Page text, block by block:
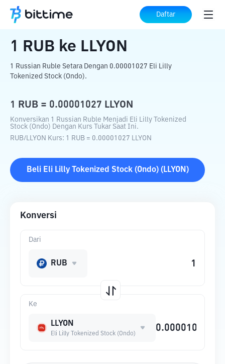
Daftar
Beranda Konverter Kripto ke LLYON
1 RUB ke LLYON
1 Russian Ruble Setara Dengan 0.00001027 Eli Lilly
Tokenized Stock (Ondo).
1 RUB = 0.00001027 LLYON
Konversikan 1 Russian Ruble Menjadi Eli Lilly Tokenized
Stock (Ondo) Dengan Kurs Tukar Saat Ini.
RUB/LLYON Kurs: 1 RUB = 0.00001027 LLYON
Beli Eli Lilly Tokenized Stock (Ondo)( LLYON )
Konversi
Ke
LLYON
Eli Lilly Tokenized Stock (Ondo)
Dari
RUB